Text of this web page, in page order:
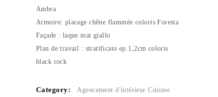
Ambra
Armoire: placage chêne flammée coloris Foresta
Façade : laque mat giallo
Plan de travail : stratificato ep.1,2cm coloris
black rock
Category: Agencement d'intérieur Cuisine